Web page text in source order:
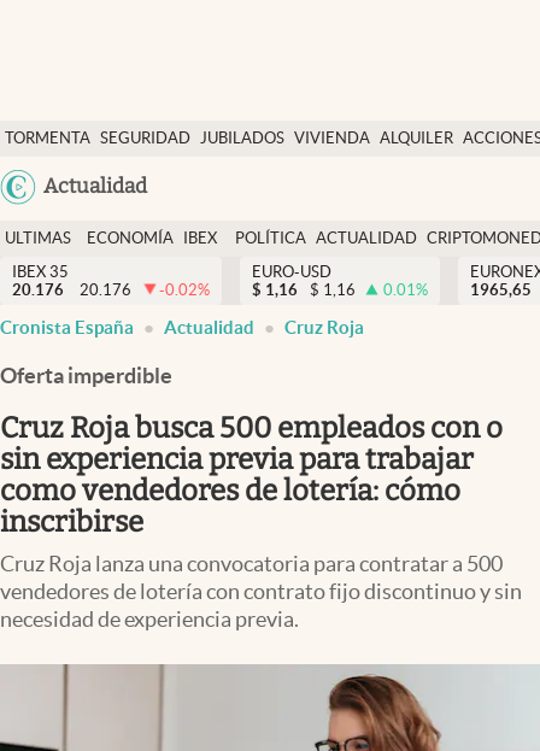
TORMENTA SEGURIDAD JUBILADOS VIVIENDA ALQUILER
USA
Actualidad
Economía y finanzas
Política
Actualidad
Criptomonedas
España
ULTIMAS
NOTICIAS
ECONOMÍA
FINANZAS
IBEX
EURO
POLÍTICA ACTUALIDAD
IBEX 35
20.176
20.176 -0.02%
EURO-USD
$ 1,16 $ 1,16 0.01%
1965,65
Cronista España Actualidad Cruz Roja
Oferta imperdible
Cruz Roja busca 500 empleados con o
sin experiencia previa para trabajar
como vendedores de lotería: cómo
inscribirse
Cruz Roja lanza una convocatoria para contratar a 500
vendedores de lotería con contrato fijo discontinuo y sin
necesidad de experiencia previa.